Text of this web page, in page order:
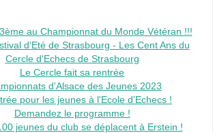
au Championnat du Monde Vétéran !!!
d'Eté de Strasbourg - Les Cent Ans du
Cercle d'Echecs de Strasbourg
Le Cercle fait sa rentrée
d'Alsace des Jeunes 2023
pour les jeunes à l'Ecole d'Echecs !
Demandez le programme !
jeunes du club se déplacent à Erstein !